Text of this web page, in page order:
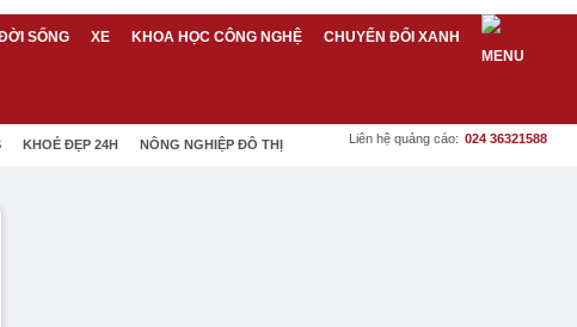
SỐNG XE KHOA HỌC CÔNG NGHỆ CHUYỂN ĐỔI XANH
KHOẺ ĐẸP 24H NÔNG NGHIỆP ĐÔ THỊ Liên hệ quảng cáo: 024 36321588